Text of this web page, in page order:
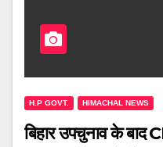
H.P GOVT. HIMACHAL NEWS
बिहार उपचुनाव के बाद